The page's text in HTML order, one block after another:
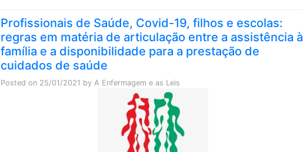
Profissionais de Saúde, Covid-19, filhos e escolas:
regras em matéria de articulação entre a assistência à
família e a disponibilidade para a prestação de
cuidados de saúde
Posted on 25/01/2021 by A Enfermagem e as Leis